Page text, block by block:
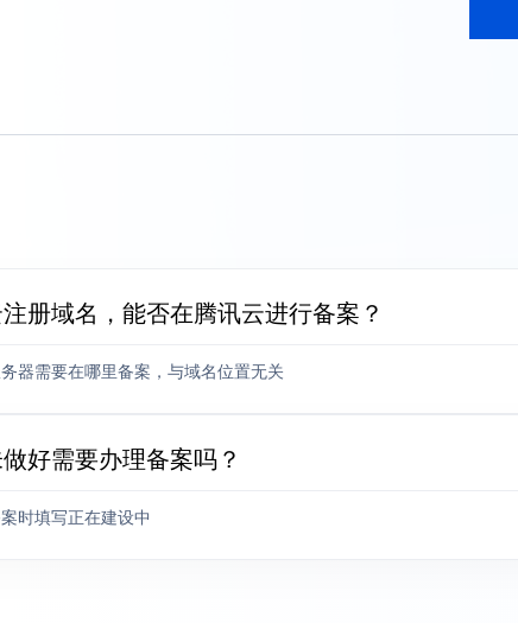
册域名，能否在腾讯云进行备案？
器需要在哪里备案，与域名位置无关
好需要办理备案吗？
时填写正在建设中